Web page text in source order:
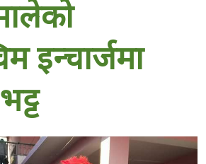
इन्चार्जमा